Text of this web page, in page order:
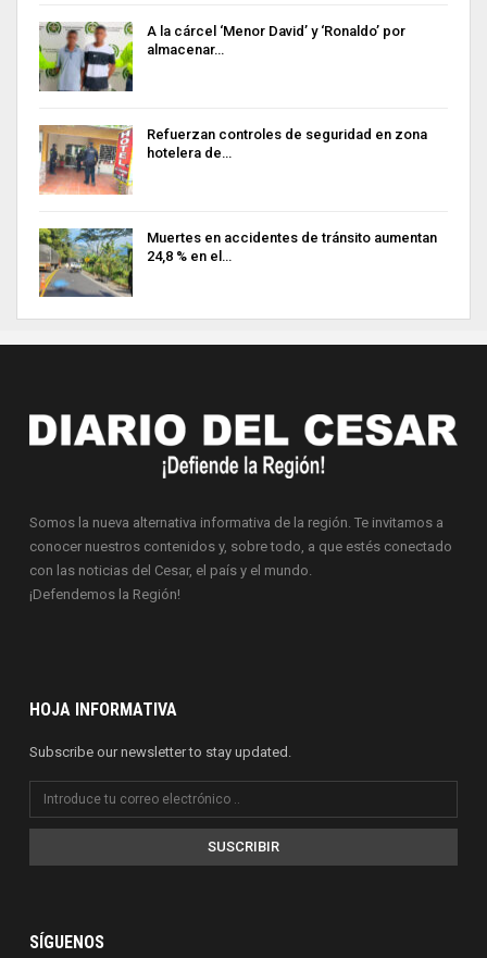
A la cárcel ‘Menor David’ y ‘Ronaldo’ por
almacenar…
Refuerzan controles de seguridad en zona
hotelera de…
Muertes en accidentes de tránsito aumentan
24,8 % en el…
Somos la nueva alternativa informativa de la región. Te invitamos a
conocer nuestros contenidos y, sobre todo, a que estés conectado
con las noticias del Cesar, el país y el mundo.
¡Defendemos la Región!
HOJA INFORMATIVA
Subscribe our newsletter to stay updated.
SUSCRIBIR
SÍGUENOS